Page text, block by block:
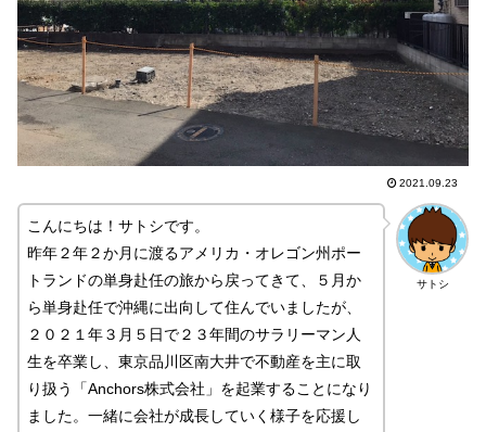
2021.09.23
サトシ
こんにちは！サトシです。
昨年２年２か月に渡るアメリカ・オレゴン州ポー
トランドの単身赴任の旅から戻ってきて、５月か
ら単身赴任で沖縄に出向して住んでいましたが、
２０２１年３月５日で２３年間のサラリーマン人
生を卒業し、東京品川区南大井で不動産を主に取
り扱う「Anchors株式会社」を起業することになり
ました。一緒に会社が成長していく様子を応援し